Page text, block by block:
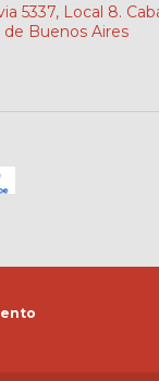
5337, Local 8.
Buenos Aires